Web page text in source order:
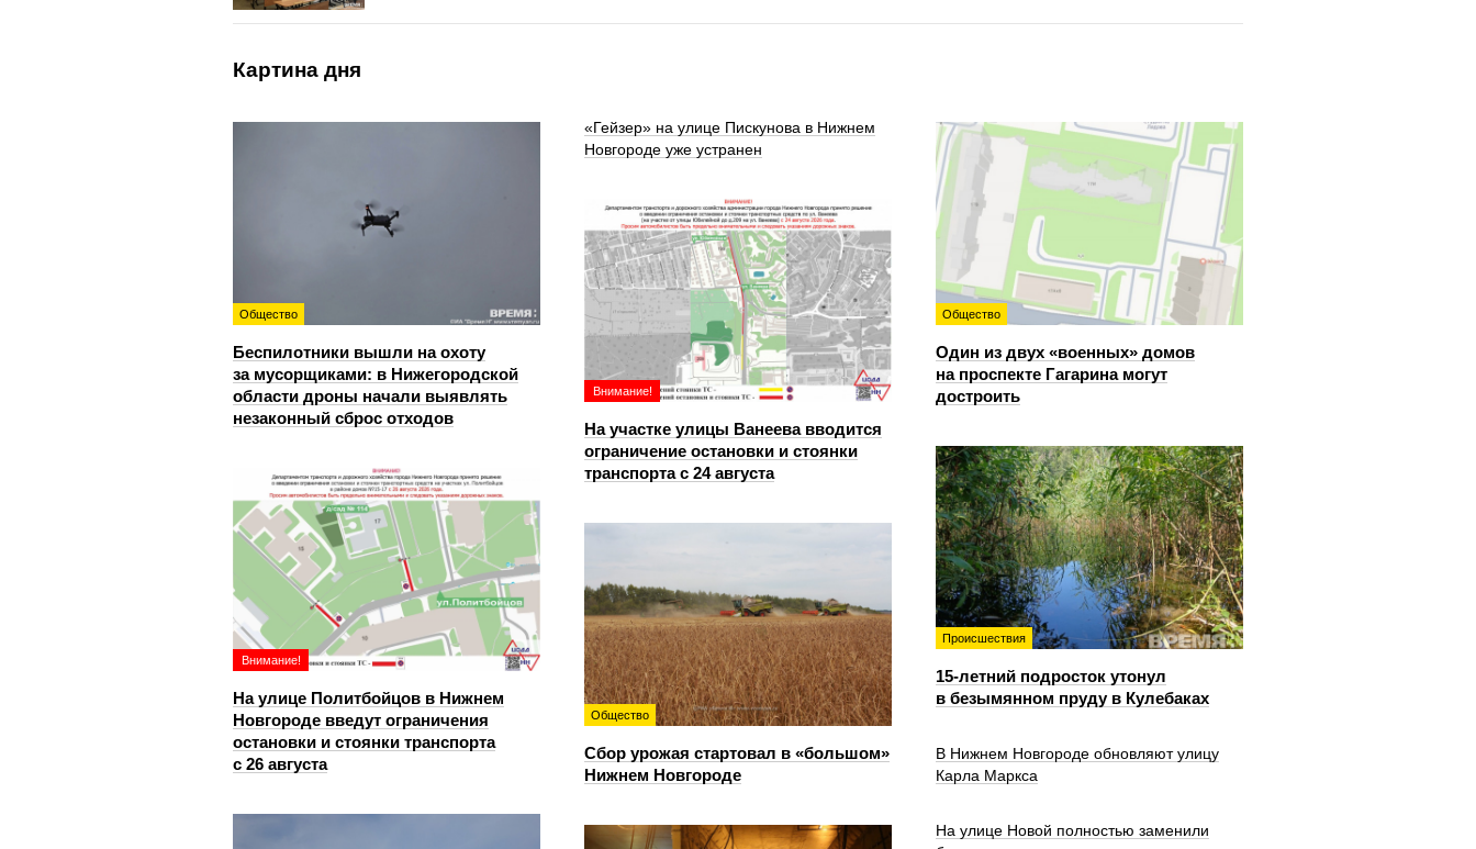
Картина дня
Общество
Беспилотники вышли на охоту
за мусорщиками: в Нижегородской
области дроны начали выявлять
незаконный сброс отходов
«Гейзер» на улице Пискунова в Нижнем
Новгороде уже устранен
Общество
Один из двух «военных» домов
на проспекте Гагарина могут
достроить
Внимание!
На участке улицы Ванеева вводится
ограничение остановки и стоянки
транспорта с 24 августа
Происшествия
15-летний подросток утонул
в безымянном пруду в Кулебаках
Внимание!
На улице Политбойцов в Нижнем
Новгороде введут ограничения
остановки и стоянки транспорта
с 26 августа
Общество
Сбор урожая стартовал в «большом»
Нижнем Новгороде
В Нижнем Новгороде обновляют улицу
Карла Маркса
На улице Новой полностью заменили